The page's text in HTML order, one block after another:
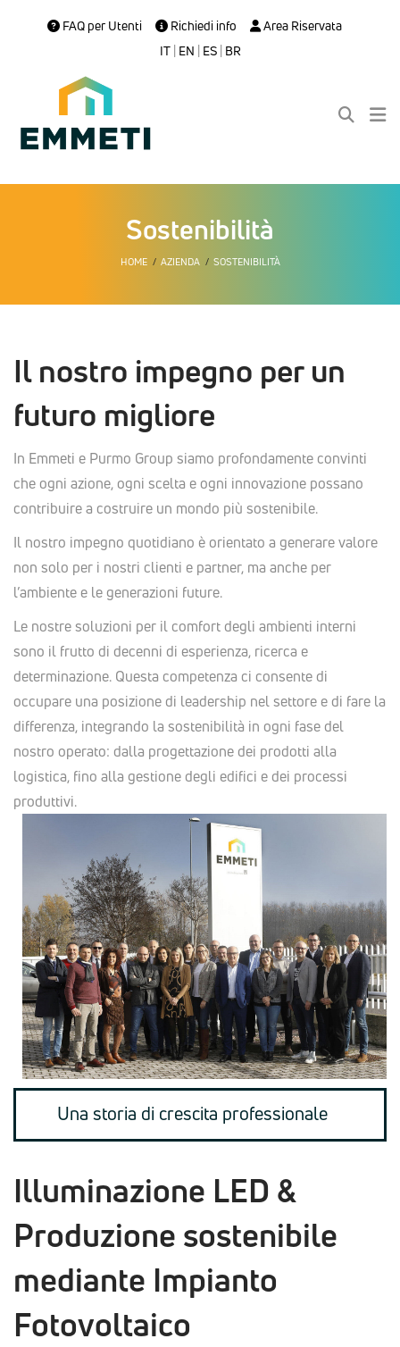
FAQ per Utenti Richiedi info
Area Riservata
IT| EN | ES| BR
Sostenibilità
HOME AZIENDA SOSTENIBILITÀ
Il nostro impegno per un
futuro migliore
In Emmeti e Purmo Group siamo profondamente convinti
che ogni azione, ogni scelta e ogni innovazione possano
contribuire a costruire un mondo più sostenibile.
Il nostro impegno quotidiano è orientato a generare valore
non solo per i nostri clienti e partner, ma anche per
l’ambiente e le generazioni future.
Le nostre soluzioni per il comfort degli ambienti interni
sono il frutto di decenni di esperienza, ricerca e
determinazione. Questa competenza ci consente di
occupare una posizione di leadership nel settore e di fare la
differenza, integrando la sostenibilità in ogni fase del
nostro operato: dalla progettazione dei prodotti alla
logistica, fino alla gestione degli edifici e dei processi
produttivi.
Una storia di crescita professionale
Illuminazione LED &
Produzione sostenibile
mediante Impianto
Fotovoltaico